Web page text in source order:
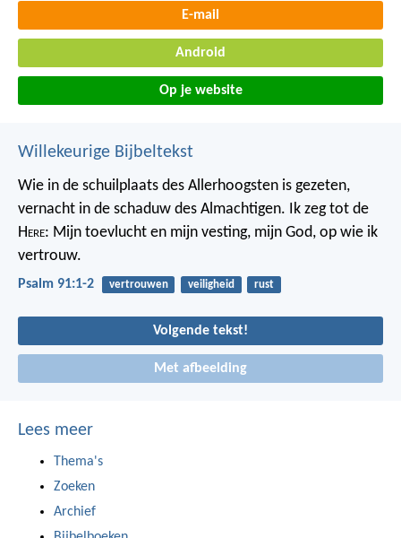
E-mail
Android
Op je website
Willekeurige Bijbeltekst
Wie in de schuilplaats des Allerhoogsten is gezeten,
vernacht in de schaduw des Almachtigen. Ik zeg tot de
Here: Mijn toevlucht en mijn vesting, mijn God, op wie ik
vertrouw.
Psalm 91:1-2 vertrouwen veiligheid rust
Volgende tekst!
Met afbeelding
Lees meer
Thema's
Zoeken
Archief